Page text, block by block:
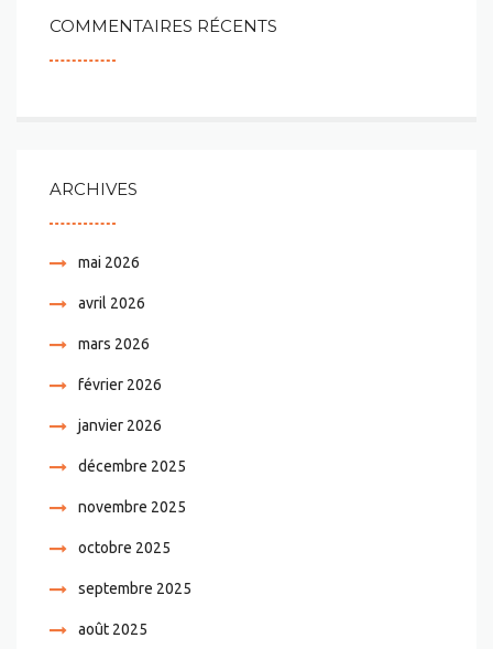
COMMENTAIRES RÉCENTS
ARCHIVES
mai 2026
avril 2026
mars 2026
février 2026
janvier 2026
décembre 2025
novembre 2025
octobre 2025
septembre 2025
août 2025